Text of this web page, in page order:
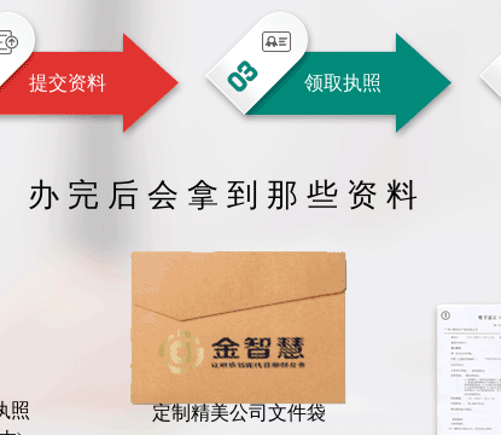
提交资料 领取执照
办 完 后 会 拿 到 那 些 资 料
照
定制精美公司文件袋